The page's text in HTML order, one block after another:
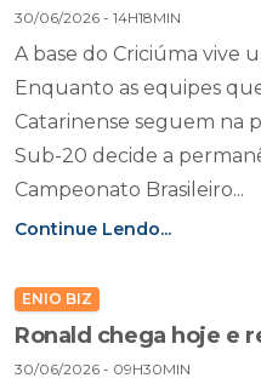
30/06/2026 - 14H18MIN
A base do Criciúma vive
Enquanto as equipes
Catarinense seguem na
Sub-20 decide a
Campeonato Brasileiro...
Continue Lendo...
ENIO BIZ
Ronald chega hoje e
30/06/2026 - 09H30MIN